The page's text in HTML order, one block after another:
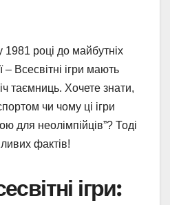
році до майбутніх
– Всесвітні ігри мають
таємниць. Хочете знати,
чи чому ці ігри
для неолімпійців”? Тоді
фактів!
ігри: